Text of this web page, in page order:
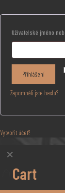
Uživatelské jméno
Přihlášení
Zapomněli jste heslo?
Vytvořit účet?
✕
Cart